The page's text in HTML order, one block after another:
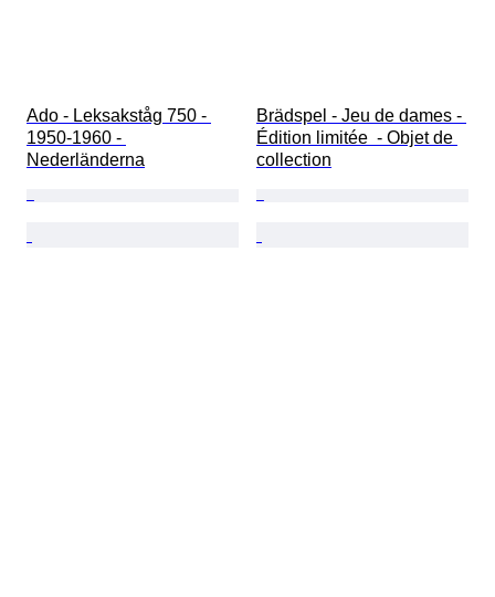
Ado - Leksakståg 750 -
1950-1960 -
Nederländerna
Brädspel - Jeu de dames -
Édition limitée  - Objet de
collection